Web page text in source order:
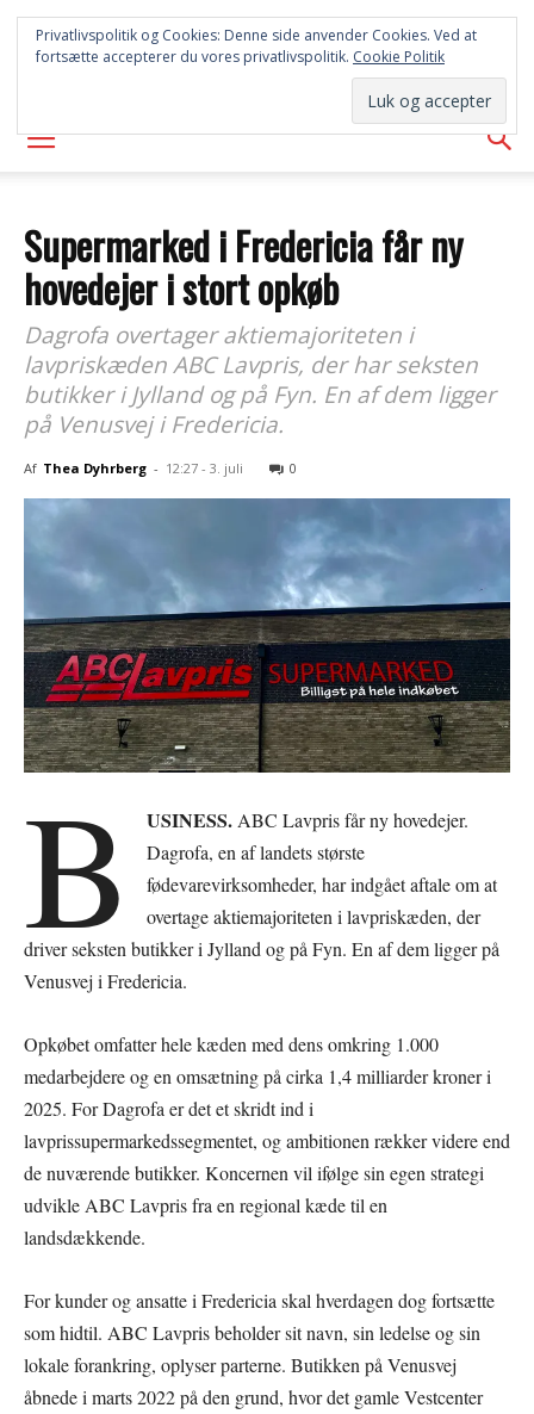
SYD
AVISEN
Supermarked i Fredericia får ny
hovedejer i stort opkøb
Dagrofa overtager aktiemajoriteten i
lavpriskæden ABC Lavpris, der har seksten
butikker i Jylland og på Fyn. En af dem ligger
på Venusvej i Fredericia.
Af Thea Dyhrberg - 12:27 - 3. juli 0
B USINESS.ABC Lavpris får ny hovedejer.
Dagrofa, en af landets største
fødevarevirksomheder, har indgået aftale om at
overtage aktiemajoriteten i lavpriskæden, der
driver seksten butikker i Jylland og på Fyn. En af dem ligger på
Venusvej i Fredericia.
Opkøbet omfatter hele kæden med dens omkring 1.000
medarbejdere og en omsætning på cirka 1,4 milliarder kroner i
2025. For Dagrofa er det et skridt ind i
lavprissupermarkedssegmentet, og ambitionen rækker videre end
de nuværende butikker. Koncernen vil ifølge sin egen strategi
udvikle ABC Lavpris fra en regional kæde til en
landsdækkende.
For kunder og ansatte i Fredericia skal hverdagen dog fortsætte
som hidtil. ABC Lavpris beholder sit navn, sin ledelse og sin
lokale forankring, oplyser parterne. Butikken på Venusvej
åbnede i marts 2022 på den grund, hvor det gamle Vestcenter
Privatlivspolitik og Cookies: Denne side anvender Cookies. Ved at
fortsætte accepterer du vores privatlivspolitik. Cookie Politik